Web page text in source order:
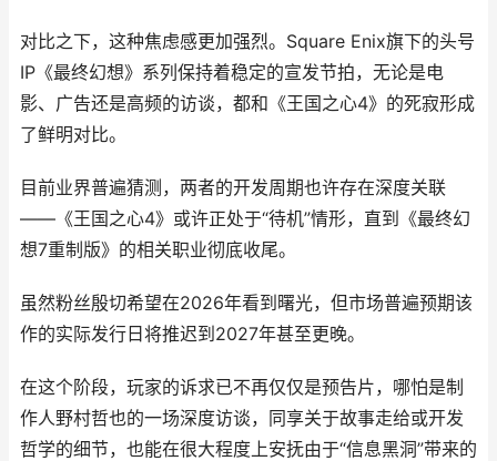
对比之下，这种焦虑感更加强烈。Square Enix旗下的头号
IP《最终幻想》系列保持着稳定的宣发节拍，无论是电
影、广告还是高频的访谈，都和《王国之心4》的死寂形成
了鲜明对比。
目前业界普遍猜测，两者的开发周期也许存在深度关联
——《王国之心4》或许正处于“待机”情形，直到《最终幻
想7重制版》的相关职业彻底收尾。
虽然粉丝殷切希望在2026年看到曙光，但市场普遍预期该
作的实际发行日将推迟到2027年甚至更晚。
在这个阶段，玩家的诉求已不再仅仅是预告片，哪怕是制
作人野村哲也的一场深度访谈，同享关于故事走给或开发
哲学的细节，也能在很大程度上安抚由于“信息黑洞”带来的